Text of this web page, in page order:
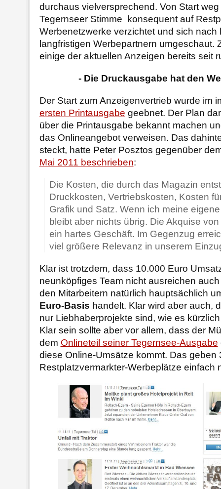
durchaus vielversprechend. Von Start
Tegernseer Stimme konsequent auf
Werbenetzwerke verzichtet und sich nach
langfristigen Werbepartnern umgeschaut.
einige der aktuellen Anzeigen bereits seit
- Die Druckausgabe hat den
Der Start zum Anzeigenvertrieb wurde im
ersten Printausgabe geebnet. Der Plan
über die Printausgabe bekannt machen
das Onlineangebot verweisen. Das
steckt, hatte Peter Posztos gegenüber
Mai 2011 beschrieben:
Die Kosten, die durch das Magazin
Druckkosten, Vertriebskosten, Kosten
Grafik und Satz. Wenn ich meine
bleibt aber nichts übrig. Die Akquise
ein hartes Geschäft. Im Gegenzug
viel größere Relevanz in unserem
Klar ist trotzdem, dass 10.000 Euro
neunköpfiges Team nicht ausreichen
den Mitarbeitern natürlich hauptsächlich
Euro-Basis handelt. Klar wird aber auch,
nur Liebhaberprojekte sind, wie es
Klar sein sollte aber vor allem, dass der
dem Onlineteil seiner Tegernsee-Ausgabe
diese Online-Umsätze kommt. Das geben
Restplatzvermarkter-Werbeplätze einfach